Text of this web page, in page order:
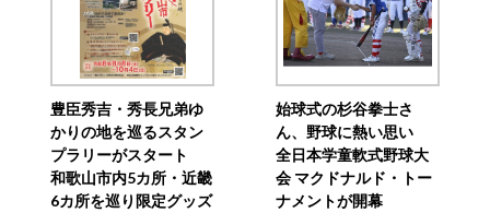
豊臣秀吉・秀長兄弟ゆ
かりの地を巡るスタン
プラリーがスタート
和歌山市内5カ所・近畿
6カ所を巡り限定グッズ
始球式の杉谷拳士さ
ん、野球に熱い思い
全日本学童軟式野球大
会 マクドナルド・トー
ナメントが開幕